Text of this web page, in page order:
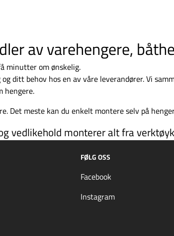
av varehengere,
minutter om ønskelig.
ditt behov hos en av våre leverandører. Vi
hengere.
Det meste kan du enkelt montere selv på
vedlikehold monterer alt fra
FØLG OSS
Facebook
Instagram